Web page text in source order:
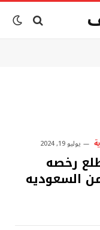
يوليو 19, 2024
رخصه
السعوديه